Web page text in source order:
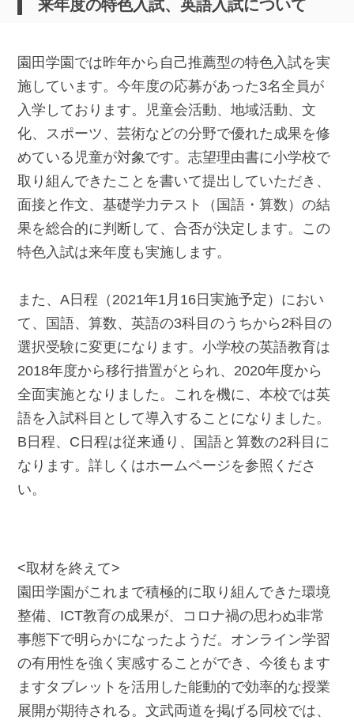
来年度の特色入試、英語入試について
園田学園では昨年から自己推薦型の特色入試を実
施しています。今年度の応募があった3名全員が
入学しております。児童会活動、地域活動、文
化、スポーツ、芸術などの分野で優れた成果を修
めている児童が対象です。志望理由書に小学校で
取り組んできたことを書いて提出していただき、
面接と作文、基礎学力テスト（国語・算数）の結
果を総合的に判断して、合否が決定します。この
特色入試は来年度も実施します。
また、A日程（2021年1月16日実施予定）におい
て、国語、算数、英語の3科目のうちから2科目の
選択受験に変更になります。小学校の英語教育は
2018年度から移行措置がとられ、2020年度から
全面実施となりました。これを機に、本校では英
語を入試科目として導入することになりました。
B日程、C日程は従来通り、国語と算数の2科目に
なります。詳しくはホームページを参照くださ
い。
<取材を終えて>
園田学園がこれまで積極的に取り組んできた環境
整備、ICT教育の成果が、コロナ禍の思わぬ非常
事態下で明らかになったようだ。オンライン学習
の有用性を強く実感することができ、今後もます
ますタブレットを活用した能動的で効率的な授業
展開が期待される。文武両道を掲げる同校では、